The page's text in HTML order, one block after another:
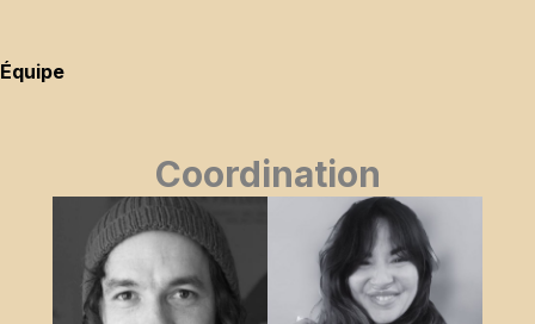
Équipe
Coordination